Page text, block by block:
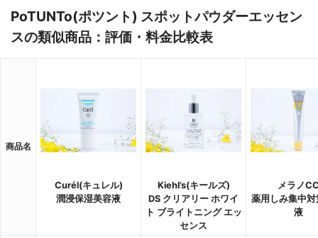
PoTUNTo(ポツント) スポットパウダーエッセン
スの類似商品：評価・料金比較表
商品名
Curél(キュレル)
潤浸保湿美容液
Kiehl’s(キールズ)
DS クリアリー ホワイ
ト ブライトニング エッ
センス
メラノ
薬用しみ集中対
液